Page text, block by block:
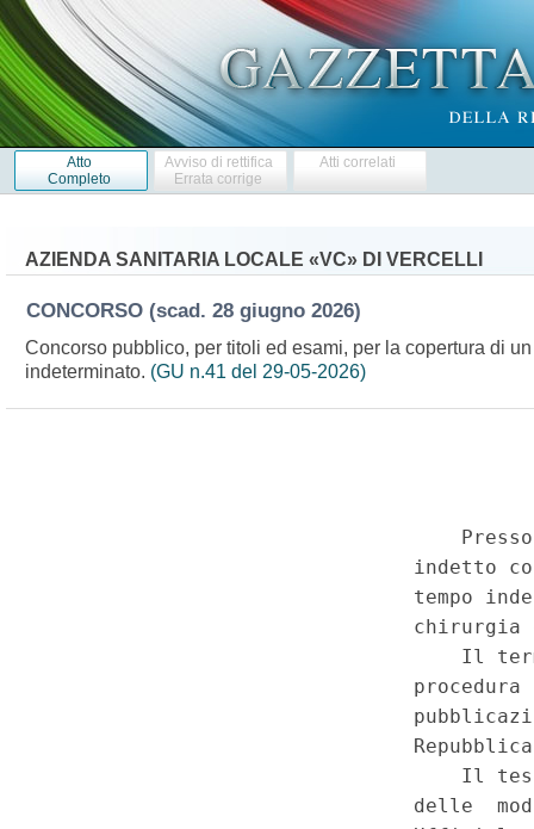
Atto
Completo
Avviso di rettifica
Errata corrige
Atti correlati
AZIENDA SANITARIA LOCALE «VC» DI VERCELLI
CONCORSO (scad. 28 giugno 2026)
Concorso pubblico, per titoli ed esami, per la copertura di
indeterminato. (GU n.41 del 29-05-2026)